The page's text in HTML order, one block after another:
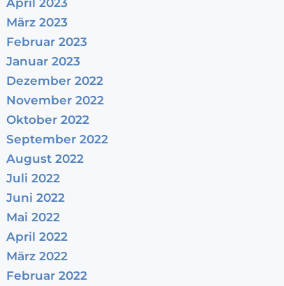
März 2023
Februar 2023
Januar 2023
Dezember 2022
November 2022
Oktober 2022
September 2022
August 2022
Juli 2022
Juni 2022
Mai 2022
April 2022
März 2022
Februar 2022